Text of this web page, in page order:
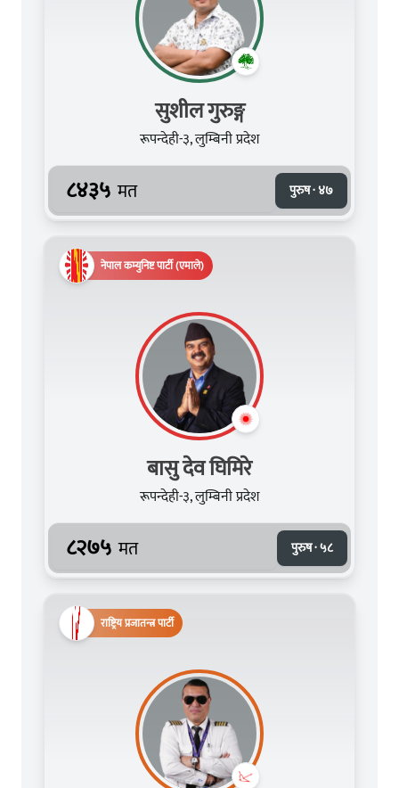
सुशील गुरुङ्ग
रूपन्देही-३, लुम्बिनी प्रदेश
८४३५ मत पुरुष · ४७
नेपाल कम्युनिष्ट पार्टी (एमाले)
बासु देव घिमिरे
रूपन्देही-३, लुम्बिनी प्रदेश
८२७५ मत पुरुष · ५८
राष्ट्रिय प्रजातन्त्र पार्टी